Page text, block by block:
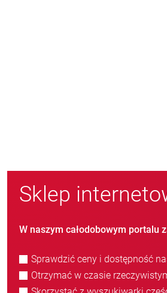
Sklep
W naszym całodobowym portalu
Sprawdzić ceny i dostępność
Otrzymać w czasie